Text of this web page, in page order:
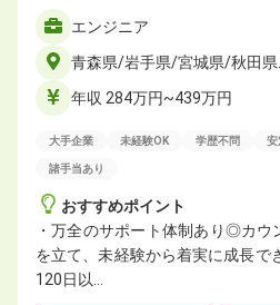
エンジニア
青森県/岩手県/宮城県/秋田県…
年収 284万円~439万円
大手企業 未経験OK 学歴不問 安
諸手当あり
おすすめポイント
・万全のサポート体制あり◎カウ
を立て、未経験から着実に成⻑で
120⽇以…